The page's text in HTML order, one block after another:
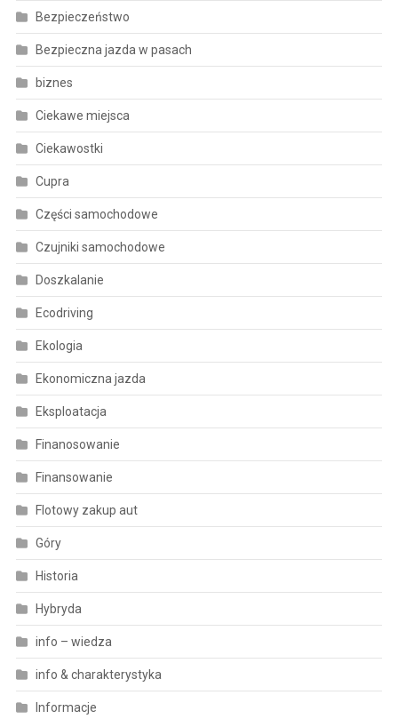
Bezpieczeństwo
Bezpieczna jazda w pasach
biznes
Ciekawe miejsca
Ciekawostki
Cupra
Części samochodowe
Czujniki samochodowe
Doszkalanie
Ecodriving
Ekologia
Ekonomiczna jazda
Eksploatacja
Finanosowanie
Finansowanie
Flotowy zakup aut
Góry
Historia
Hybryda
info – wiedza
info & charakterystyka
Informacje